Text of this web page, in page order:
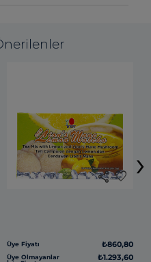
share favorite
Üye Fiyatı ₺860,80
Üye Olmayanlar
₺1.293,60
›